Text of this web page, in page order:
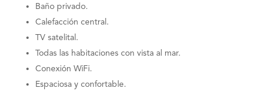
Baño privado.
Calefacción central.
TV satelital.
Todas las habitaciones con vista al mar.
Conexión WiFi.
Espaciosa y confortable.